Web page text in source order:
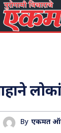
By एकमत